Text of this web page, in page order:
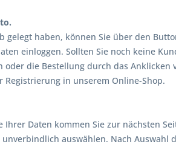
haben, können Sie über den
einloggen. Sollten Sie noch keine
die Bestellung durch das Anklicken
in unserem Online-Shop.
Daten kommen Sie zur nächsten
auswählen. Nach Auswahl